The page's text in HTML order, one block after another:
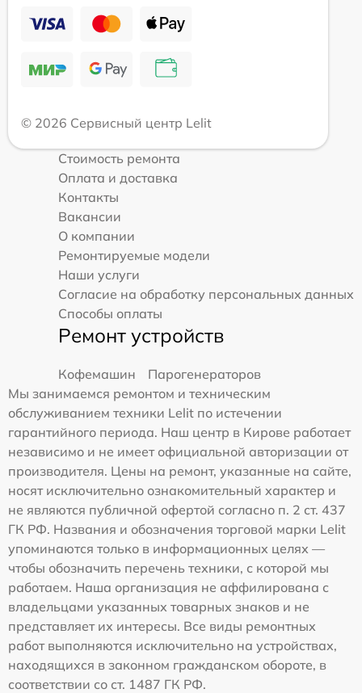
© 2026 Сервисный центр Lelit
Стоимость ремонта
Оплата и доставка
Контакты
Вакансии
О компании
Ремонтируемые модели
Наши услуги
Согласие на обработку персональных данных
Способы оплаты
Ремонт устройств
Кофемашин
Парогенераторов
Мы занимаемся ремонтом и техническим
обслуживанием техники Lelit по истечении
гарантийного периода. Наш центр в Кирове работает
независимо и не имеет официальной авторизации от
производителя. Цены на ремонт, указанные на сайте,
носят исключительно ознакомительный характер и
не являются публичной офертой согласно п. 2 ст. 437
ГК РФ. Названия и обозначения торговой марки Lelit
упоминаются только в информационных целях —
чтобы обозначить перечень техники, с которой мы
работаем. Наша организация не аффилирована с
владельцами указанных товарных знаков и не
представляет их интересы. Все виды ремонтных
работ выполняются исключительно на устройствах,
находящихся в законном гражданском обороте, в
соответствии со ст. 1487 ГК РФ.